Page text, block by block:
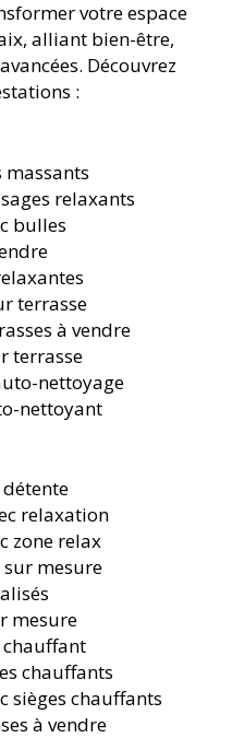
votre espace
alliant bien-être,
Découvrez
:
massants
relaxants
bulles
terrasse
à vendre
terrasse
nettoyage
nettoyant
relaxation
zone relax
mesure
mesure
chauffant
chauffants
sièges chauffants
à vendre